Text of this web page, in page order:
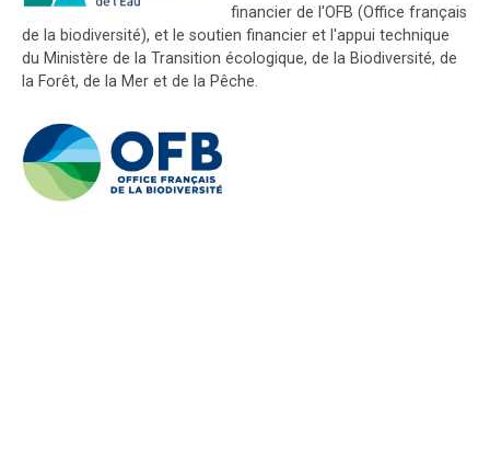
financier de l'OFB (Office français
de la biodiversité), et le soutien financier et l'appui technique
du Ministère de la Transition écologique, de la Biodiversité, de
la Forêt, de la Mer et de la Pêche.